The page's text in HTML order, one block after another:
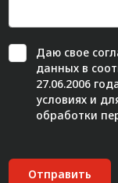
Даю свое
данных в
27.06.2006
условиях и
обработки
Отправить